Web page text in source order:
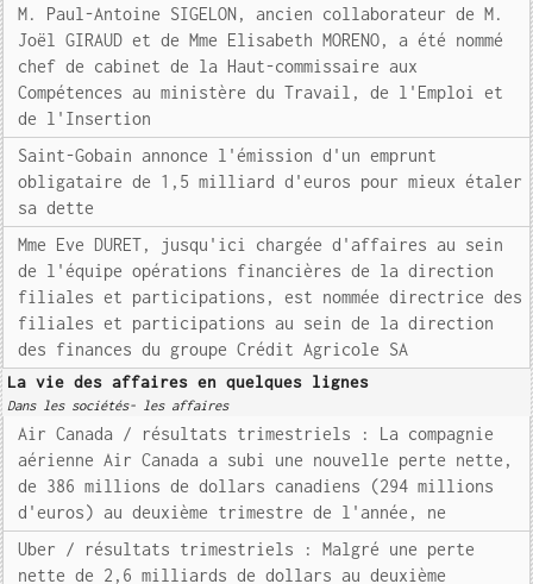
M. Paul-Antoine SIGELON, ancien collaborateur de M.
Joël GIRAUD et de Mme Elisabeth MORENO, a été nommé
chef de cabinet de la Haut-commissaire aux
Compétences au ministère du Travail, de l'Emploi et
de l'Insertion
Saint-Gobain annonce l'émission d'un emprunt
obligataire de 1,5 milliard d'euros pour mieux étaler
sa dette
Mme Eve DURET, jusqu'ici chargée d'affaires au sein
de l'équipe opérations financières de la direction
filiales et participations, est nommée directrice des
filiales et participations au sein de la direction
des finances du groupe Crédit Agricole SA
La vie des affaires en quelques lignes
Dans les sociétés- les affaires
Air Canada / résultats trimestriels : La compagnie
aérienne Air Canada a subi une nouvelle perte nette,
de 386 millions de dollars canadiens (294 millions
d'euros) au deuxième trimestre de l'année, ne
Uber / résultats trimestriels : Malgré une perte
nette de 2,6 milliards de dollars au deuxième